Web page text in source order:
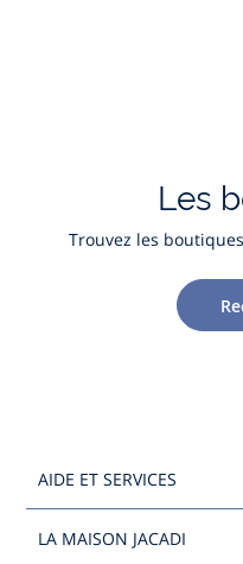
Les
Trouvez les
AIDE ET SERVICES
LA MAISON JACADI